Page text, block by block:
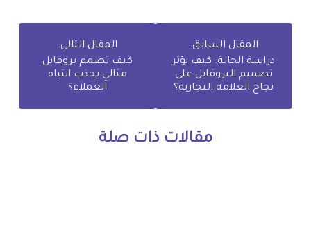
المقال السابق:
دراسة الحالة: كيف يؤثر
تصميم البروفايل على
نجاح العلامة التجارية؟
المقال التالي:
كيف تصمم بروفايل
مثالي يجذب انتباه
العملاء؟
مقالات ذات صلة